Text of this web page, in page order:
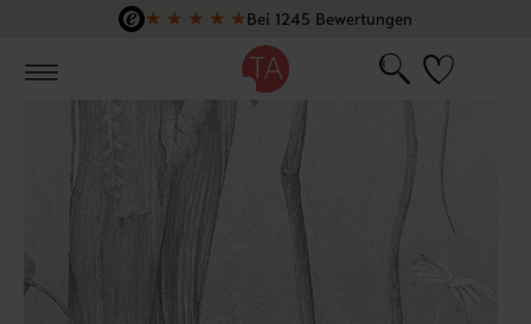
Zum Hauptinhalt springen
★ ★ ★ ★ ★Bei 1245 Bewertungen